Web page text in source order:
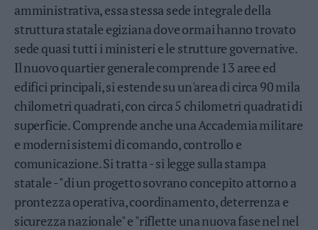
–
Primiero
Vallagarina
Non
Sole
Fiemme
–
Fassa
Giudicarie
Rendena
Alto
Adige
amministrativa, essa stessa sede integrale della
struttura statale egiziana dove ormai hanno trovato
sede quasi tutti i ministeri e le strutture governative.
Il nuovo quartier generale comprende 13 aree ed
edifici principali, si estende su un'area di circa 90 mila
chilometri quadrati, con circa 5 chilometri quadrati di
superficie. Comprende anche una Accademia militare
e moderni sistemi di comando, controllo e
comunicazione. Si tratta - si legge sulla stampa
statale - "di un progetto sovrano concepito attorno a
prontezza operativa, coordinamento, deterrenza e
sicurezza nazionale" e "riflette una nuova fase nel nel